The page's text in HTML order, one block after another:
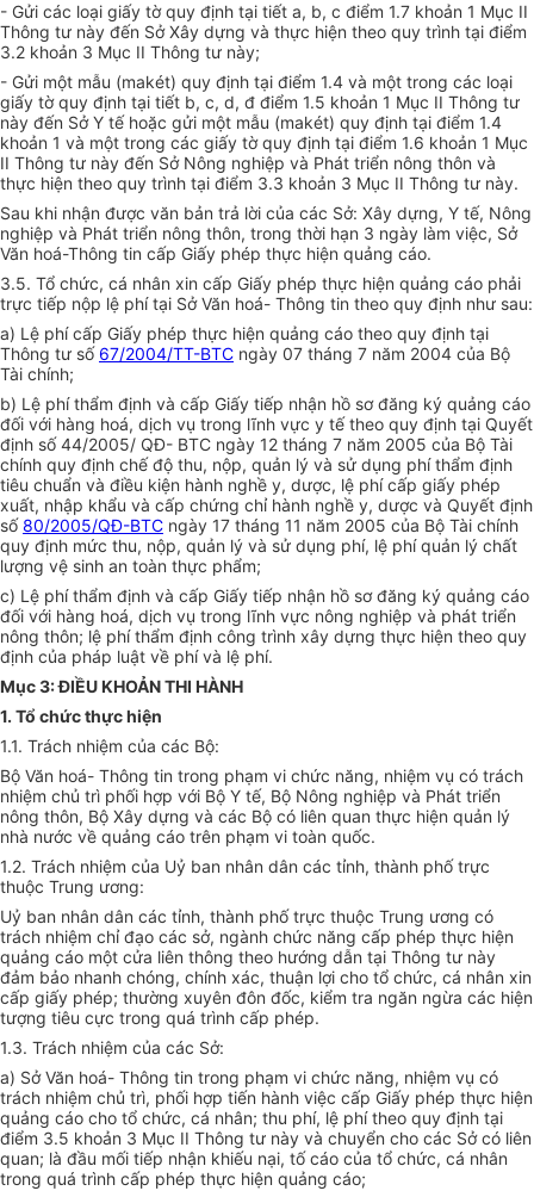
- Gửi các loại giấy tờ quy định tại tiết a, b, c điểm 1.7 khoản 1 Mục II
Thông tư này đến Sở Xây dựng và thực hiện theo quy trình tại điểm
3.2 khoản 3 Mục II Thông tư này;
- Gửi một mẫu (makét) quy định tại điểm 1.4 và một trong các loại
giấy tờ quy định tại tiết b, c, d, đ điểm 1.5 khoản 1 Mục II Thông tư
này đến Sở Y tế hoặc gửi một mẫu (makét) quy định tại điểm 1.4
khoản 1 và một trong các giấy tờ quy định tại điểm 1.6 khoản 1 Mục
II Thông tư này đến Sở Nông nghiệp và Phát triển nông thôn và
thực hiện theo quy trình tại điểm 3.3 khoản 3 Mục II Thông tư này.
Sau khi nhận được văn bản trả lời của các Sở: Xây dựng, Y tế, Nông
nghiệp và Phát triển nông thôn, trong thời hạn 3 ngày làm việc, Sở
Văn hoá-Thông tin cấp Giấy phép thực hiện quảng cáo.
3.5. Tổ chức, cá nhân xin cấp Giấy phép thực hiện quảng cáo phải
trực tiếp nộp lệ phí tại Sở Văn hoá- Thông tin theo quy định như sau:
a) Lệ phí cấp Giấy phép thực hiện quảng cáo theo quy định tại
Thông tư số 67/2004/TT-BTC ngày 07 tháng 7 năm 2004 của Bộ
Tài chính;
b) Lệ phí thẩm định và cấp Giấy tiếp nhận hồ sơ đăng ký quảng cáo
đối với hàng hoá, dịch vụ trong lĩnh vực y tế theo quy định tại Quyết
định số 44/2005/ QĐ- BTC ngày 12 tháng 7 năm 2005 của Bộ Tài
chính quy định chế độ thu, nộp, quản lý và sử dụng phí thẩm định
tiêu chuẩn và điều kiện hành nghề y, dược, lệ phí cấp giấy phép
xuất, nhập khẩu và cấp chứng chỉ hành nghề y, dược và Quyết định
số80/2005/QĐ-BTC ngày 17 tháng 11 năm 2005 của Bộ Tài chính
quy định mức thu, nộp, quản lý và sử dụng phí, lệ phí quản lý chất
lượng vệ sinh an toàn thực phẩm;
c) Lệ phí thẩm định và cấp Giấy tiếp nhận hồ sơ đăng ‎ký quảng cáo
đối với hàng hoá, dịch vụ trong lĩnh vực nông nghiệp và phát triển
nông thôn; lệ phí thẩm định công trình xây dựng thực hiện theo quy
định của pháp luật về phí và lệ phí.
Mục 3: ĐIỀU KHOẢN THI HÀNH
1. Tổ chức thực hiện
1.1. Trách nhiệm của các Bộ:
Bộ Văn hoá- Thông tin trong phạm vi chức năng, nhiệm vụ có trách
nhiệm chủ trì phối hợp với Bộ Y tế, Bộ Nông nghiệp và Phát triển
nông thôn, Bộ Xây dựng và các Bộ có liên quan thực hiện quản lý
nhà nước về quảng cáo trên phạm vi toàn quốc.
1.2. Trách nhiệm của Uỷ ban nhân dân các tỉnh, thành phố trực
thuộc Trung ương:
Uỷ ban nhân dân các tỉnh, thành phố trực thuộc Trung ương có
trách nhiệm chỉ đạo các sở, ngành chức năng cấp phép thực hiện
quảng cáo một cửa liên thông theo hướng dẫn tại Thông tư này
đảm bảo nhanh chóng, chính xác, thuận lợi cho tổ chức, cá nhân xin
cấp giấy phép; thường xuyên đôn đốc, kiểm tra ngăn ngừa các hiện
tượng tiêu cực trong quá trình cấp phép.
1.3. Trách nhiệm của các Sở:
a) Sở Văn hoá- Thông tin trong phạm vi chức năng, nhiệm vụ có
trách nhiệm chủ trì, phối hợp tiến hành việc cấp Giấy phép thực hiện
quảng cáo cho tổ chức, cá nhân; thu phí, lệ phí theo quy định tại
điểm 3.5 khoản 3 Mục II Thông tư này và chuyển cho các Sở có liên
quan; là đầu mối tiếp nhận khiếu nại, tố cáo của tổ chức, cá nhân
trong quá trình cấp phép thực hiện quảng cáo;